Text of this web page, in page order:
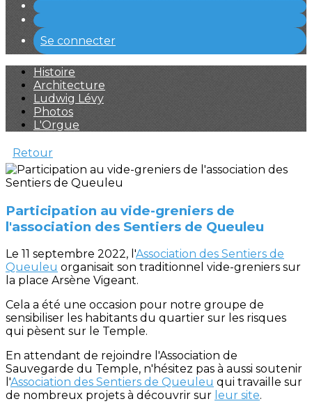
Se connecter
Histoire
Architecture
Ludwig Lévy
Photos
L'Orgue
Retour
Participation au vide-greniers de
l'association des Sentiers de Queuleu
Le 11 septembre 2022, l'Association des Sentiers de
Queuleu organisait son traditionnel vide-greniers sur
la place Arsène Vigeant.
Cela a été une occasion pour notre groupe de
sensibiliser les habitants du quartier sur les risques
qui pèsent sur le Temple.
En attendant de rejoindre l'Association de
Sauvegarde du Temple, n'hésitez pas à aussi soutenir
l'Association des Sentiers de Queuleu qui travaille sur
de nombreux projets à découvrir sur leur site.